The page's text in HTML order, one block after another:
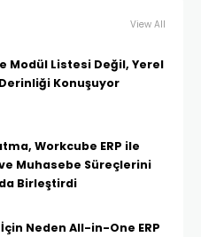
View All
Modül Listesi Değil, Yerel
Konuşuyor
Workcube ERP ile
Muhasebe Süreçlerini
Birleştirdi
Neden All-in-One ERP